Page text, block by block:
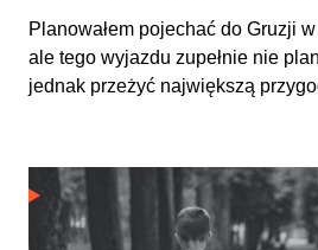
Planowałem pojechać do Gruzji
ale tego wyjazdu zupełnie nie
jednak przeżyć największą